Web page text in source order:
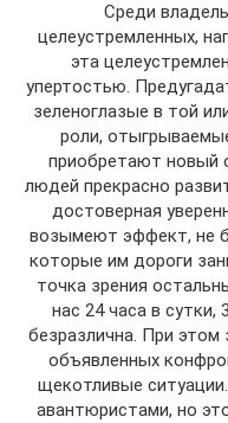
Среди
целеустремленных,
эта
упертостью.
зеленоглазые в той
роли,
приобретают новый
людей прекрасно
достоверная
возымеют эффект, не
которые им дороги
точка зрения
нас 24 часа в сутки,
безразлична. При
объявленных
щекотливые
авантюристами, но